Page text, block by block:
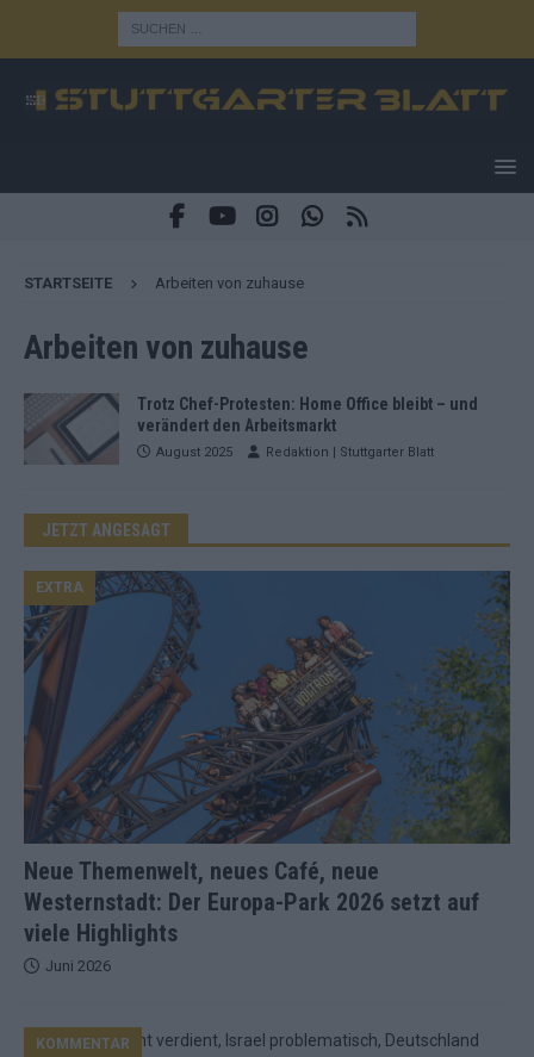
STARTSEITE Arbeiten von zuhause
Arbeiten von zuhause
Trotz Chef-Protesten: Home Office bleibt – und
verändert den Arbeitsmarkt
August 2025 Redaktion | Stuttgarter Blatt
JETZT ANGESAGT
Neue Themenwelt, neues Café, neue
Westernstadt: Der Europa-Park 2026 setzt auf
viele Highlights
EXTRA
Juni 2026
KOMMENTAR